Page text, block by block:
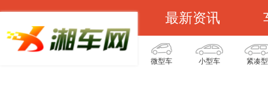
最新资讯
微型车 小型车 紧凑型